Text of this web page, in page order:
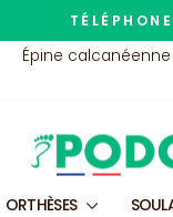
Épine calcanéenne
ORTHÈSES